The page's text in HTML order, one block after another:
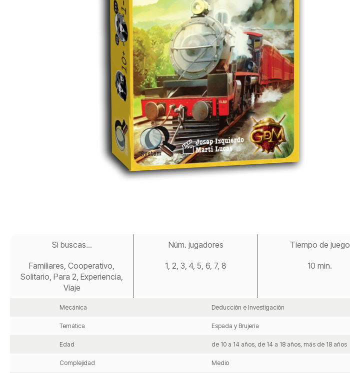
galería
Si buscas...
Familiares, Cooperativo,
Solitario, Para 2, Experiencia,
Viaje
Núm. jugadores
1, 2, 3, 4, 5, 6, 7, 8
Tiempo de juego
10 min.
Mecánica Deducción e Investigación
Temática Espada y Brujería
Edad de 10 a 14 años, de 14 a 18 años, más de 18 años
Complejidad Medio